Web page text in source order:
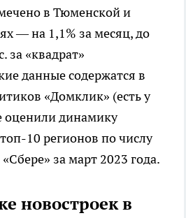
в Тюменской и
— на 1,1% за месяц, до
за «квадрат»
данные содержатся в
«Домклик» (есть у
оценили динамику
10 регионов по числу
за март 2023 года.
новостроек в